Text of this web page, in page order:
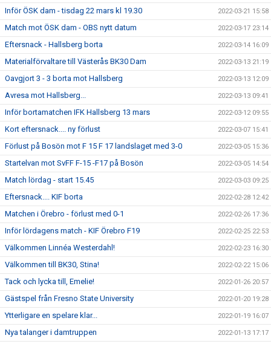
Inför ÖSK dam - tisdag 22 mars kl 19.30 2022-03-21 15:58
Match mot ÖSK dam - OBS nytt datum 2022-03-17 23:14
Eftersnack - Hallsberg borta 2022-03-14 16:09
Materialförvaltare till Västerås BK30 Dam 2022-03-13 21:19
Oavgjort 3 - 3 borta mot Hallsberg 2022-03-13 12:09
Avresa mot Hallsberg... 2022-03-13 09:41
Inför bortamatchen IFK Hallsberg 13 mars 2022-03-12 09:55
Kort eftersnack.... ny förlust 2022-03-07 15:41
Förlust på Bosön mot F 15 F 17 landslaget med 3-0 2022-03-05 15:36
Startelvan mot SvFF F-15 -F17 på Bosön 2022-03-05 14:54
Match lördag - start 15.45 2022-03-03 09:25
Eftersnack.... KIF borta 2022-02-28 12:42
Matchen i Örebro - förlust med 0-1 2022-02-26 17:36
Inför lördagens match - KIF Örebro F19 2022-02-25 22:53
Välkommen Linnéa Westerdahl! 2022-02-23 16:30
Välkommen till BK30, Stina! 2022-02-22 15:06
Tack och lycka till, Emelie! 2022-01-26 20:57
Gästspel från Fresno State University 2022-01-20 19:28
Ytterligare en spelare klar... 2022-01-19 16:07
Nya talanger i damtruppen 2022-01-13 17:17